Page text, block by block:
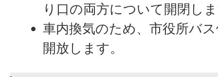
り口の両方について開閉し
車内換気のため、市役所バ
開放します。